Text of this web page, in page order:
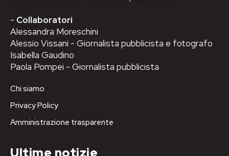
- Collaboratori
Alessandra Moreschini
Alessio Vissani - Giornalista pubblicista e fotografo
Isabella Gaudino
Paola Pompei - Giornalista pubblicista
Chi siamo
Privacy Policy
Amministrazione trasparente